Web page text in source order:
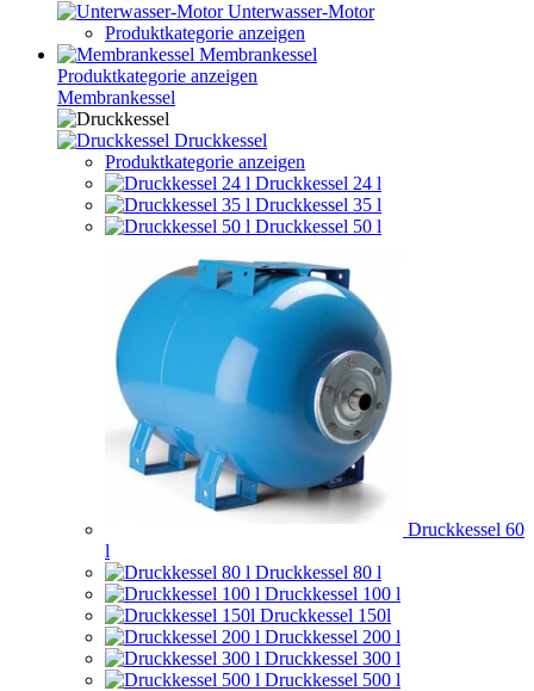
Unterwasser-Motor
Produktkategorie anzeigen
Membrankessel
Produktkategorie anzeigen
Membrankessel
Druckkessel
Produktkategorie anzeigen
Druckkessel 24 l
Druckkessel 35 l
Druckkessel 50 l
Druckkessel 60
l
Druckkessel 80 l
Druckkessel 100 l
Druckkessel 150l
Druckkessel 200 l
Druckkessel 300 l
Druckkessel 500 l